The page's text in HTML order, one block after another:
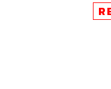
ผู้ใช้โซเชียลมีเดียของจี
เดือนมีนาคม หลังจาก